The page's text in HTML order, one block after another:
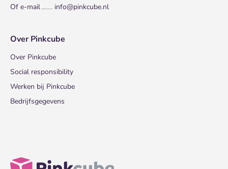
Of e-mail
info@pinkcube.nl
Over Pinkcube
Over Pinkcube
Social responsibility
Werken bij Pinkcube
Bedrijfsgegevens